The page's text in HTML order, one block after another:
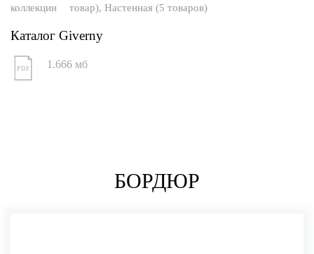
коллекции
товар), Настенная (5 товаров)
Каталог Giverny
PDF 1.666 мб
БОРДЮР